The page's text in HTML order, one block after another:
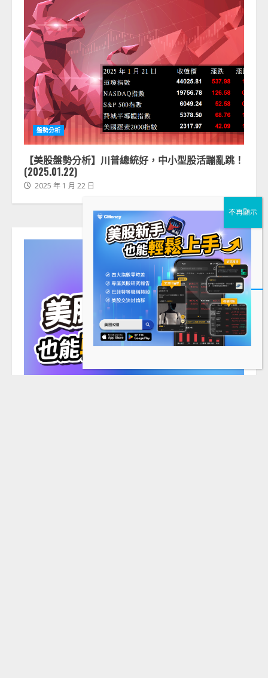
盤勢分析
【美股盤勢分析】川普總統好，中小型股活蹦亂跳！
(2025.01.22)
2025 年 1 月 22 日